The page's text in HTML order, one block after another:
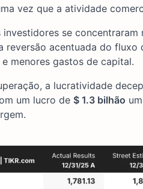
vez que a atividade
investidores se
reversão acentuada do
menores gastos de capital.
a lucratividade
um lucro de $ 1.3 bilhão